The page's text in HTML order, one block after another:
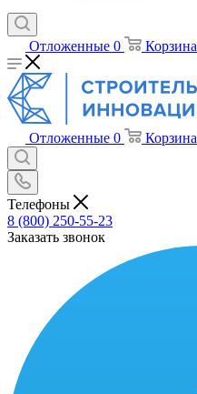
Отложенные 0 Корзина
Отложенные 0 Корзина
Телефоны
8 (800) 250-55-23
Заказать звонок